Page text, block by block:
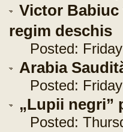
Victor Babiuc
regim deschis
Posted: Friday
Arabia
Posted: Friday
„Lupii negri”
Posted: